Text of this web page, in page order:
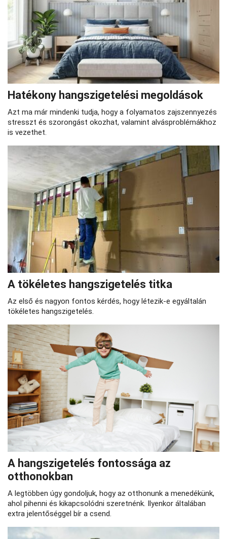
Hatékony hangszigetelési megoldások
Azt ma már mindenki tudja, hogy a folyamatos zajszennyezés
stresszt és szorongást okozhat, valamint alvásproblémákhoz
is vezethet.
A tökéletes hangszigetelés titka
Az első és nagyon fontos kérdés, hogy létezik-e egyáltalán
tökéletes hangszigetelés.
A hangszigetelés fontossága az
otthonokban
A legtöbben úgy gondoljuk, hogy az otthonunk a menedékünk,
ahol pihenni és kikapcsolódni szeretnénk. Ilyenkor általában
extra jelentőséggel bír a csend.